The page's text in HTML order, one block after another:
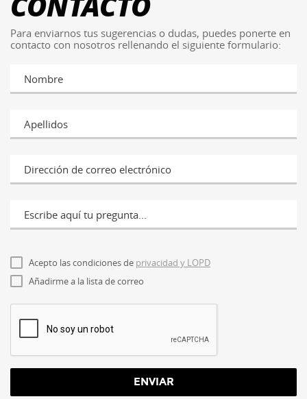
Para enviarnos tus sugerencias o dudas, puedes ponerte en
contacto con nosotros rellenando el siguiente formulario:
Nombre
Apellidos
Dirección de correo electrónico
Escribe aquí tu pregunta...
Acepto las condiciones de privacidad y LOPD
Añadirme a la lista de correo
ENVIAR